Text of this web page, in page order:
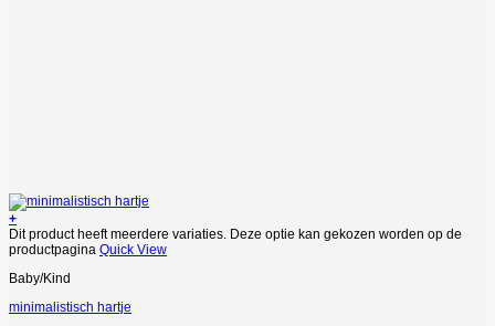
+
Dit product heeft meerdere variaties. Deze optie kan gekozen worden op de
productpagina Quick View
Baby/Kind
minimalistisch hartje